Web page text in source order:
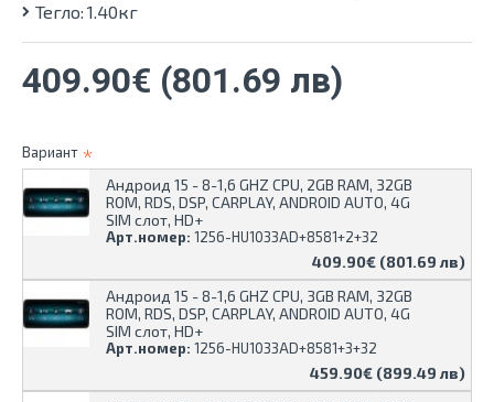
Тегло: 1.40кг
409.90€ (801.69 лв)
Вариант
409.90€ (801.69 лв)
Андроид 15 - 8-1,6 GHZ CPU, 2GB RAM, 32GB
ROM, RDS, DSP, CARPLAY, ANDROID AUTO, 4G
SIM слот, HD+
Арт.номер: 1256-HU1033AD+8581+2+32
459.90€ (899.49 лв)
Андроид 15 - 8-1,6 GHZ CPU, 3GB RAM, 32GB
ROM, RDS, DSP, CARPLAY, ANDROID AUTO, 4G
SIM слот, HD+
Арт.номер: 1256-HU1033AD+8581+3+32